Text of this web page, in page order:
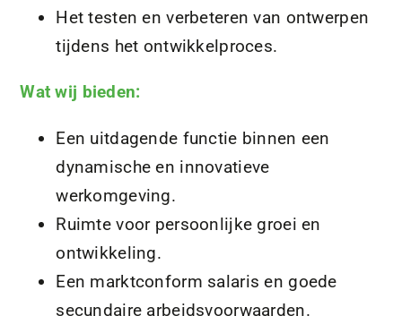
Het testen en verbeteren van ontwerpen
tijdens het ontwikkelproces.
Wat wij bieden:
Een uitdagende functie binnen een
dynamische en innovatieve
werkomgeving.
Ruimte voor persoonlijke groei en
ontwikkeling.
Een marktconform salaris en goede
secundaire arbeidsvoorwaarden.